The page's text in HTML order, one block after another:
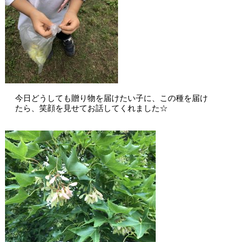
今日どうしても贈り物を届けたい子に、この種を届け
たら、笑顔を見せてお話してくれました☆